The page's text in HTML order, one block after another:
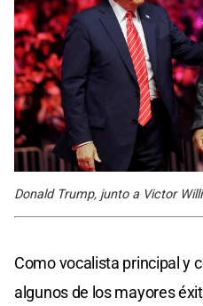
Donald Trump, junto a Victor
Como vocalista principal y
algunos de los mayores